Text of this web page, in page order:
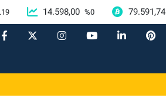
14.598,00 %0 79.591,74